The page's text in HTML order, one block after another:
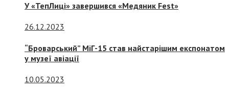
У «ТепЛиці» завершився «Медяник Fest»
26.12.2023
“Броварський” МіГ-15 став найстарішим експонатом
у музеї авіації
10.05.2023